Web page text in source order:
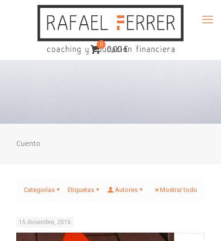
0
0,00 €
Cuento
Categorías Etiquetas Autores Mostrar todo
15 diciembre, 2016